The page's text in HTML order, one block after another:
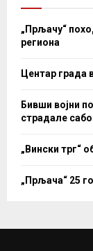
„Прљачу“
региона
Центар града
Бивши војни
страдале
„Вински трг“
„Прљача“ 25